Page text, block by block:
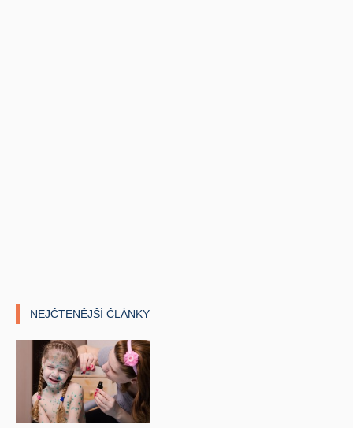
NEJČTENĚJŠÍ ČLÁNKY